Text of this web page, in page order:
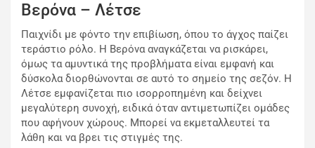
Βερόνα – Λέτσε
Παιχνίδι με φόντο την επιβίωση, όπου το άγχος παίζει
τεράστιο ρόλο. Η Βερόνα αναγκάζεται να ρισκάρει,
όμως τα αμυντικά της προβλήματα είναι εμφανή και
δύσκολα διορθώνονται σε αυτό το σημείο της σεζόν. Η
Λέτσε εμφανίζεται πιο ισορροπημένη και δείχνει
μεγαλύτερη συνοχή, ειδικά όταν αντιμετωπίζει ομάδες
που αφήνουν χώρους. Μπορεί να εκμεταλλευτεί τα
λάθη και να βρει τις στιγμές της.